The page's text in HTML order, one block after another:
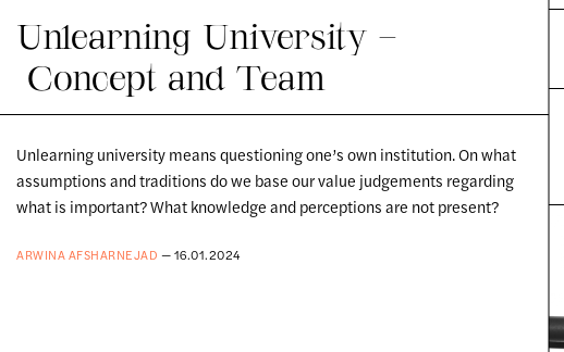
Unlearning University –
Concept and Team
Unlearning university means questioning one’s own institution. On what
assumptions and traditions do we base our value judgements regarding
what is important? What knowledge and perceptions are not present?
ARWINA AFSHARNEJAD — 16.01.2024